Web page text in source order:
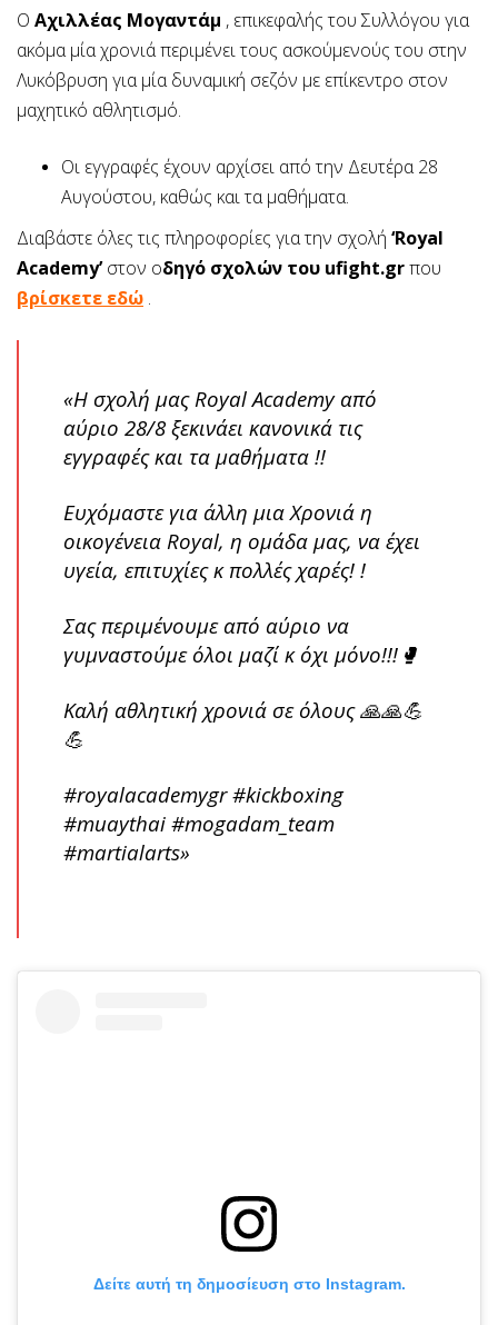
Ο Αχιλλέας Μογαντάμ , επικεφαλής του Συλλόγου για
ακόμα μία χρονιά περιμένει τους ασκούμενούς του στην
Λυκόβρυση για μία δυναμική σεζόν με επίκεντρο στον
μαχητικό αθλητισμό.
Οι εγγραφές έχουν αρχίσει από την Δευτέρα 28
Αυγούστου, καθώς και τα μαθήματα.
Διαβάστε όλες τις πληροφορίες για την σχολή ‘Royal
Academy’στον οδηγό σχολών του ufight.grπου
βρίσκετε εδώ .
«Η σχολή μας Royal Academy από
αύριο 28/8 ξεκινάει κανονικά τις
εγγραφές και τα μαθήματα !!
Ευχόμαστε για άλλη μια Χρονιά η
οικογένεια Royal, η ομάδα μας, να έχει
υγεία, επιτυχίες κ πολλές χαρές! !
Σας περιμένουμε από αύριο να
γυμναστούμε όλοι μαζί κ όχι μόνο!!!🥊
Καλή αθλητική χρονιά σε όλους 🙏🙏💪
💪
#royalacademygr #kickboxing
#muaythai #mogadam_team
#martialarts»
Δείτε αυτή τη δημοσίευση στο Instagram.